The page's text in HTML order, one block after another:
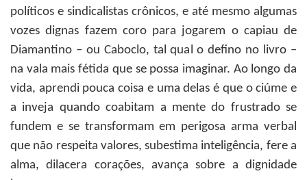
políticos e sindicalistas crônicos, e até mesmo algumas
vozes dignas fazem coro para jogarem o capiau de
Diamantino – ou Caboclo, tal qual o defino no livro –
na vala mais fétida que se possa imaginar. Ao longo da
vida, aprendi pouca coisa e uma delas é que o ciúme e
a inveja quando coabitam a mente do frustrado se
fundem e se transformam em perigosa arma verbal
que não respeita valores, subestima inteligência, fere a
alma, dilacera corações, avança sobre a dignidade